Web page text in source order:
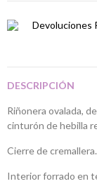
Devoluciones
DESCRIPCIÓN
Riñonera ovalada,
cinturón de hebilla
Cierre de cremallera.
Interior forrado en